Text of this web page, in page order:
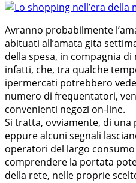
Avranno probabilmente
abituati all’amata gita
della spesa, in compagnia di
infatti, che, tra qualche
ipermercati potrebbero
numero di frequentatori,
convenienti negozi on-line.
Si tratta, ovviamente, di
eppure alcuni segnali
operatori del largo
comprendere la portata
della rete, nelle proprie